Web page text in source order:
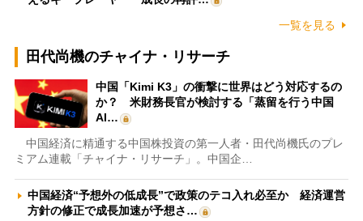
一覧を見る
田代尚機のチャイナ・リサーチ
中国「Kimi K3」の衝撃に世界はどう対応するの
か？ 米財務長官が検討する「蒸留を行う中国
AI…
中国経済に精通する中国株投資の第一人者・田代尚機氏のプレ
ミアム連載「チャイナ・リサーチ」。中国企…
中国経済“予想外の低成長”で政策のテコ入れ必至か 経済運営
方針の修正で成長加速が予想さ…